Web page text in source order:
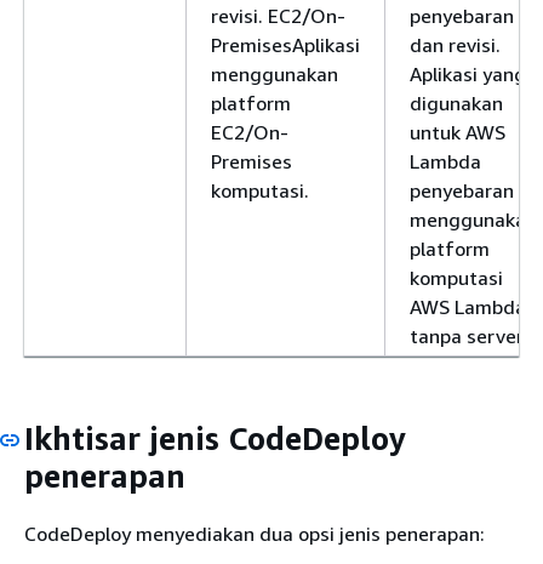
revisi. EC2/On-
PremisesAplikasi
menggunakan
platform
EC2/On-
Premises
komputasi.
penyebaran
dan revisi.
Aplikasi yang
digunakan
untuk AWS
Lambda
penyebaran
menggunakan
platform
komputasi
AWS Lambda
tanpa server.
Ikhtisar jenis CodeDeploy
penerapan
CodeDeploy menyediakan dua opsi jenis penerapan: